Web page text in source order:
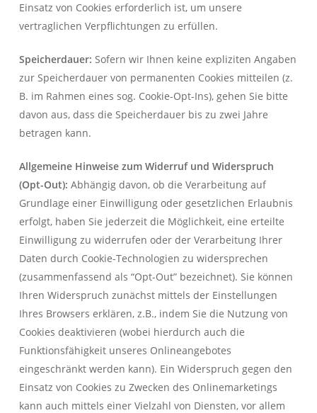
Einsatz von Cookies erforderlich ist, um unsere
vertraglichen Verpflichtungen zu erfüllen.
Speicherdauer: Sofern wir Ihnen keine expliziten Angaben
zur Speicherdauer von permanenten Cookies mitteilen (z.
B. im Rahmen eines sog. Cookie-Opt-Ins), gehen Sie bitte
davon aus, dass die Speicherdauer bis zu zwei Jahre
betragen kann.
Allgemeine Hinweise zum Widerruf und Widerspruch
(Opt-Out): Abhängig davon, ob die Verarbeitung auf
Grundlage einer Einwilligung oder gesetzlichen Erlaubnis
erfolgt, haben Sie jederzeit die Möglichkeit, eine erteilte
Einwilligung zu widerrufen oder der Verarbeitung Ihrer
Daten durch Cookie-Technologien zu widersprechen
(zusammenfassend als “Opt-Out” bezeichnet). Sie können
Ihren Widerspruch zunächst mittels der Einstellungen
Ihres Browsers erklären, z.B., indem Sie die Nutzung von
Cookies deaktivieren (wobei hierdurch auch die
Funktionsfähigkeit unseres Onlineangebotes
eingeschränkt werden kann). Ein Widerspruch gegen den
Einsatz von Cookies zu Zwecken des Onlinemarketings
kann auch mittels einer Vielzahl von Diensten, vor allem